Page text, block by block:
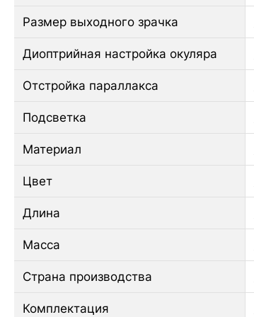
Размер выходного зрачка
Диоптрийная настройка окуляра
Отстройка параллакса
Подсветка
Материал
Цвет
Длина
Масса
Страна производства
Комплектация